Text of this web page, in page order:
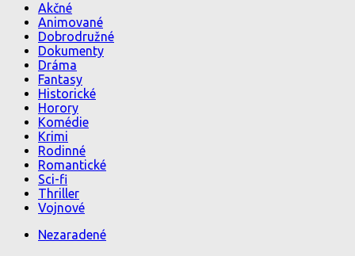
Akčné
Animované
Dobrodružné
Dokumenty
Dráma
Fantasy
Historické
Horory
Komédie
Krimi
Rodinné
Romantické
Sci-fi
Thriller
Vojnové
Nezaradené